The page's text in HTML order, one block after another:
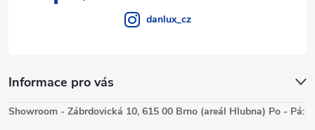
Informace pro vás
danlux_cz
Showroom - Zábrdovická 10, 615 00 Brno (areál Hlubna) Po - Pá: